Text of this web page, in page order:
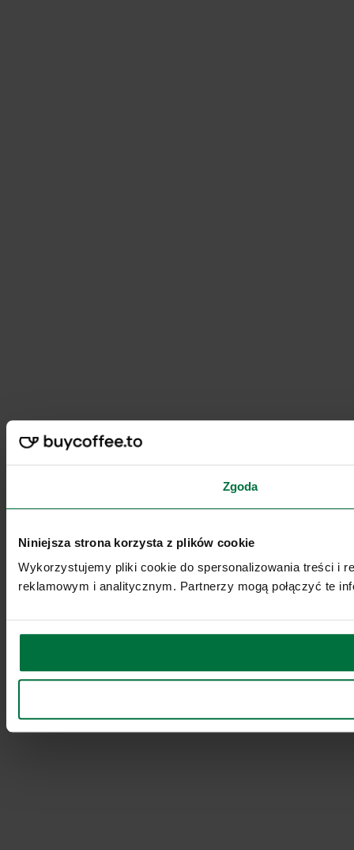
Zgoda
Niniejsza strona korzysta z plików cookie
Wykorzystujemy pliki cookie do spersonalizowania treści i
reklamowym i analitycznym. Partnerzy mogą połączyć te